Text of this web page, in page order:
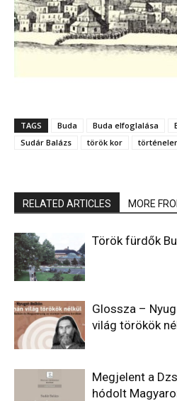
TAGS Buda Buda elfoglalása
Sudár Balázs
török kor
RELATED ARTICLES MORE
Török fürdők
Glossza –
világ törökök
Megjelent a
hódolt